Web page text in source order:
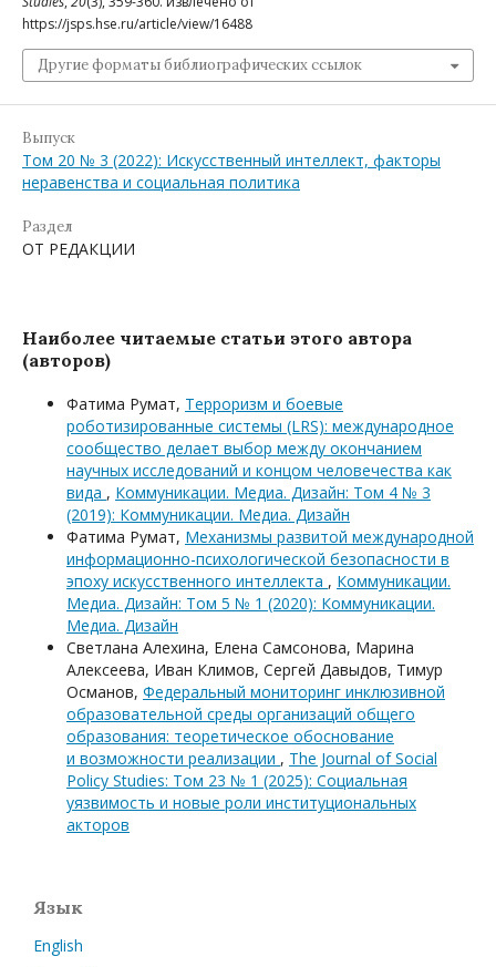
https://jsps.hse.ru/article/view/16488
Другие форматы библиографических ссылок
Выпуск
Том 20 № 3 (2022): Искусственный интеллект, факторы
неравенства и социальная политика
Раздел
ОТ РЕДАКЦИИ
Наиболее читаемые статьи этого автора
(авторов)
Фатима Румат, Терроризм и боевые
роботизированные системы (LRS): международное
сообщество делает выбор между окончанием
научных исследований и концом человечества как
вида , Коммуникации. Медиа. Дизайн: Том 4 № 3
(2019): Коммуникации. Медиа. Дизайн
Фатима Румат, Механизмы развитой международной
информационно-психологической безопасности в
эпоху искусственного интеллекта , Коммуникации.
Медиа. Дизайн: Том 5 № 1 (2020): Коммуникации.
Медиа. Дизайн
Светлана Алехина, Елена Самсонова, Марина
Алексеева, Иван Климов, Сергей Давыдов, Тимур
Османов, Федеральный мониторинг инклюзивной
образовательной среды организаций общего
образования: теоретическое обоснование
и возможности реализации , The Journal of Social
Policy Studies: Том 23 № 1 (2025): Социальная
уязвимость и новые роли институциональных
акторов
Язык
English